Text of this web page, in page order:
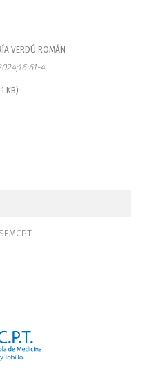
VERDÚ ROMÁN
4
KB)